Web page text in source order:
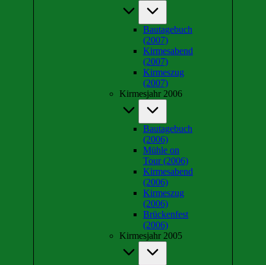
Bautagebuch
(2007)
Kirmesabend
(2007)
Kirmeszug
(2007)
Kirmesjahr 2006
Bautagebuch
(2006)
Mühle on
Tour (2006)
Kirmesabend
(2006)
Kirmeszug
(2006)
Brückenfest
(2006)
Kirmesjahr 2005